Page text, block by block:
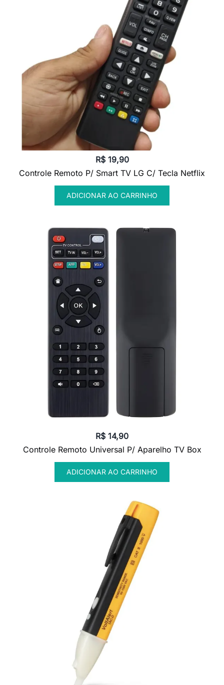
R$19,90
Controle Remoto P/ Smart TV LG C/ Tecla Netflix
ADICIONAR AO CARRINHO
R$ 14,90
Controle Remoto Universal P/ Aparelho TV Box
ADICIONAR AO CARRINHO